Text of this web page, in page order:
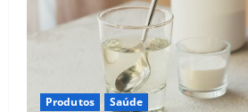
Produtos Saúde